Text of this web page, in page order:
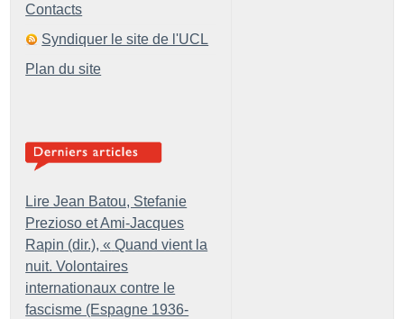
Contacts
Syndiquer le site de l'UCL
Plan du site
Lire Jean Batou, Stefanie
Prezioso et Ami-Jacques
Rapin (dir.), « Quand vient la
nuit. Volontaires
internationaux contre le
fascisme (Espagne 1936-